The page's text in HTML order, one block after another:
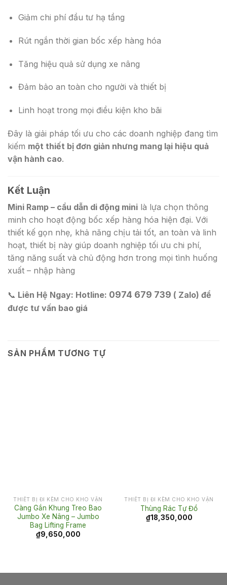
Giảm chi phí đầu tư hạ tầng
Rút ngắn thời gian bốc xếp hàng hóa
Tăng hiệu quả sử dụng xe nâng
Đảm bảo an toàn cho người và thiết bị
Linh hoạt trong mọi điều kiện kho bãi
Đây là giải pháp tối ưu cho các doanh nghiệp đang tìm
kiếm một thiết bị đơn giản nhưng mang lại hiệu quả
vận hành cao.
Kết Luận
Mini Ramp – cầu dẫn di động mini là lựa chọn thông
minh cho hoạt động bốc xếp hàng hóa hiện đại. Với
thiết kế gọn nhẹ, khả năng chịu tải tốt, an toàn và linh
hoạt, thiết bị này giúp doanh nghiệp tối ưu chi phí,
tăng năng suất và chủ động hơn trong mọi tình huống
xuất – nhập hàng
📞 Liên Hệ Ngay: Hotline: 0974 679 739 ( Zalo) để
được tư vấn bao giá
SẢN PHẨM TƯƠNG TỰ
THIẾT BỊ ĐI KÈM CHO KHO VẬN
Càng Gắn Khung Treo Bao
Jumbo Xe Nâng – Jumbo
Bag Lifting Frame
₫9,650,000
THIẾT BỊ ĐI KÈM CHO KHO VẬN
Thùng Rác Tự Đổ
₫18,350,000